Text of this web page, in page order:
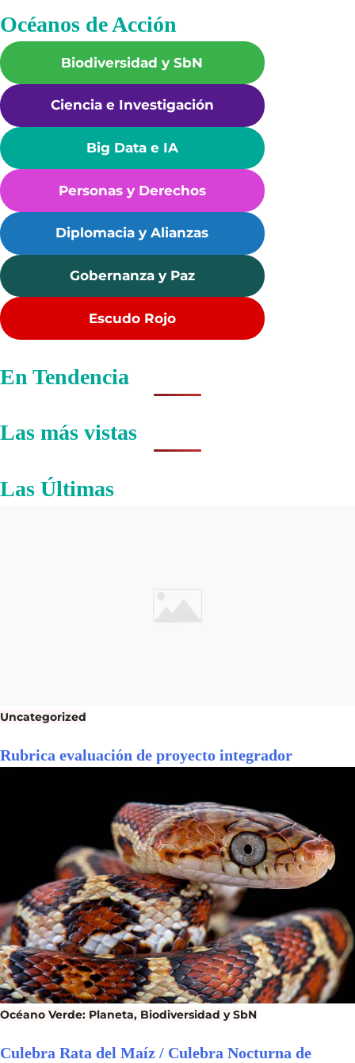
la
global
CFC
Océanos de Acción
Biodiversidad y SbN
Ciencia e Investigación
Big Data e IA
Personas y Derechos
Diplomacia y Alianzas
Gobernanza y Paz
Escudo Rojo
En Tendencia
Las más vistas
Las Últimas
Uncategorized
Rubrica evaluación de proyecto integrador
Océano Verde: Planeta, Biodiversidad y SbN
Culebra Rata del Maíz / Culebra Nocturna de